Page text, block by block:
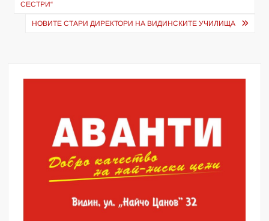
СЕСТРИ“
НОВИТЕ СТАРИ ДИРЕКТОРИ НА ВИДИНСКИТЕ УЧИЛИЩА